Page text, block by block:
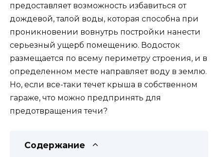
предоставляет возможность избавиться от
дождевой, талой воды, которая способна при
проникновении вовнутрь постройки нанести
серьезный ущерб помещению. Водосток
размещается по всему периметру строения, и в
определенном месте направляет воду в землю.
Но, если все-таки течет крыша в собственном
гараже, что можно предпринять для
предотвращения течи?
Содержание